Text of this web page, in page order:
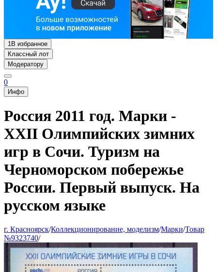
1В избранное
Классный лот
Модератору
0
Инфо
Россия 2011 год. Марки -
XXII Олимпийских зимних
игр в Сочи. Туризм на
Черноморском побережье
России. Первый выпуск. На
русском языке
г. Красноярск/Коллекционирование, моделизм/Марки/Товар
№9323740/